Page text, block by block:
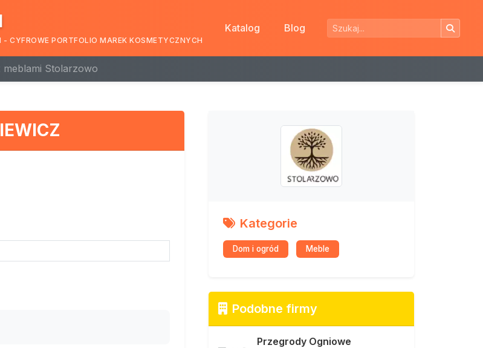
CYFROWE PORTFOLIO MAREK KOSMETYCZNYCH
Katalog Blog
meblami Stolarzowo
Kategorie
Dom i ogród Meble
Podobne firmy
Przegrody Ogniowe